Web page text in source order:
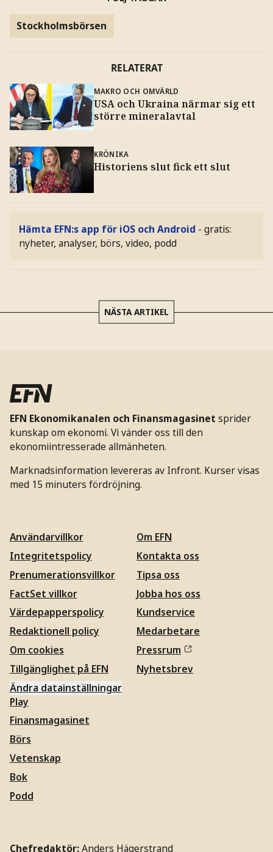
Stockholmsbörsen
RELATERAT
MAKRO OCH OMVÄRLD
USA och Ukraina närmar sig ett
större mineralavtal
KRÖNIKA
Historiens slut fick ett slut
Hämta EFN:s app för iOS och Android - gratis:
nyheter, analyser, börs, video, podd
NÄSTA ARTIKEL
EFN Ekonomikanalen och Finansmagasinet sprider
kunskap om ekonomi. Vi vänder oss till den
ekonomiintresserade allmänheten.
Marknadsinformation levereras av Infront. Kurser visas
med 15 minuters fördröjning.
Användarvillkor
Integritetspolicy
Prenumerationsvillkor
FactSet villkor
Värdepapperspolicy
Redaktionell policy
Om cookies
Tillgänglighet på EFN
Ändra datainställningar
Om EFN
Kontakta oss
Tipsa oss
Jobba hos oss
Kundservice
Medarbetare
Pressrum
Nyhetsbrev
Play
Finansmagasinet
Börs
Vetenskap
Bok
Podd
Chefredaktör:Anders Hägerstrand